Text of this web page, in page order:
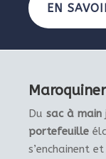
EN
Du sac à main
portefeuille
s’enchainent